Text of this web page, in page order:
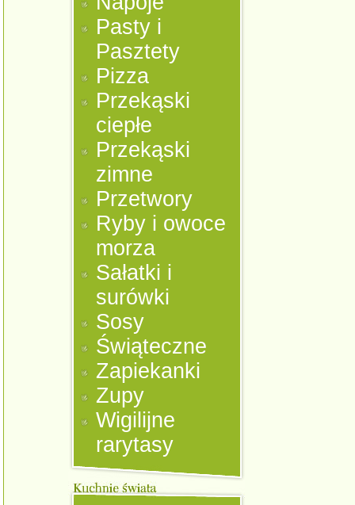
Pasty i
Pasztety
Pizza
Przekąski
ciepłe
Przekąski
zimne
Przetwory
Ryby i owoce
morza
Sałatki i
surówki
Sosy
Świąteczne
Zapiekanki
Zupy
Wigilijne
rarytasy